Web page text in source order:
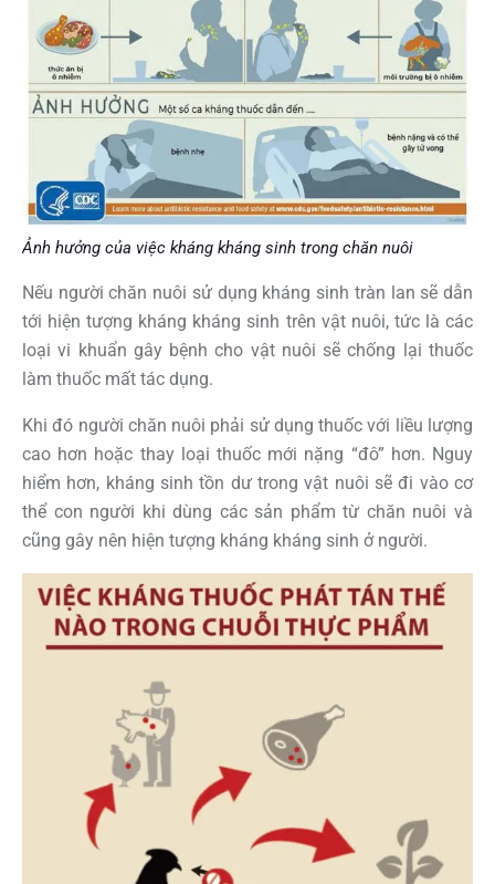
Ảnh hưởng của việc kháng kháng sinh trong chăn nuôi
Nếu người chăn nuôi sử dụng kháng sinh tràn lan sẽ dẫn
tới hiện tượng kháng kháng sinh trên vật nuôi, tức là các
loại vi khuẩn gây bệnh cho vật nuôi sẽ chống lại thuốc
làm thuốc mất tác dụng.
Khi đó người chăn nuôi phải sử dụng thuốc với liều lượng
cao hơn hoặc thay loại thuốc mới nặng “đô” hơn. Nguy
hiểm hơn, kháng sinh tồn dư trong vật nuôi sẽ đi vào cơ
thể con người khi dùng các sản phẩm từ chăn nuôi và
cũng gây nên hiện tượng kháng kháng sinh ở người.